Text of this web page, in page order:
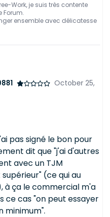
Work, je suis très contente
Forum.
ensemble avec délicatesse
October 25,
pas signé le bon pour
dit que "j'ai d'autres
avec un TJM
(ce qui au
à ça le commercial m'a
ce cas "on peut essayer
minimum".